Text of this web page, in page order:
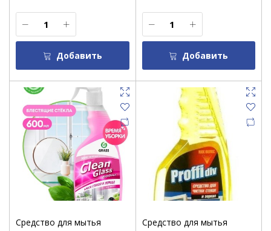
Добавить Добавить
Средство для мытья
Средство для мытья